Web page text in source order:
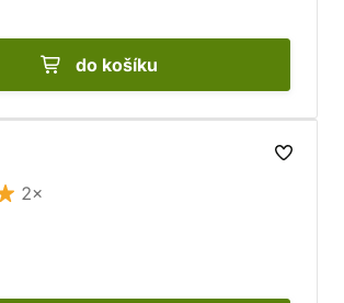
do košíku
2×